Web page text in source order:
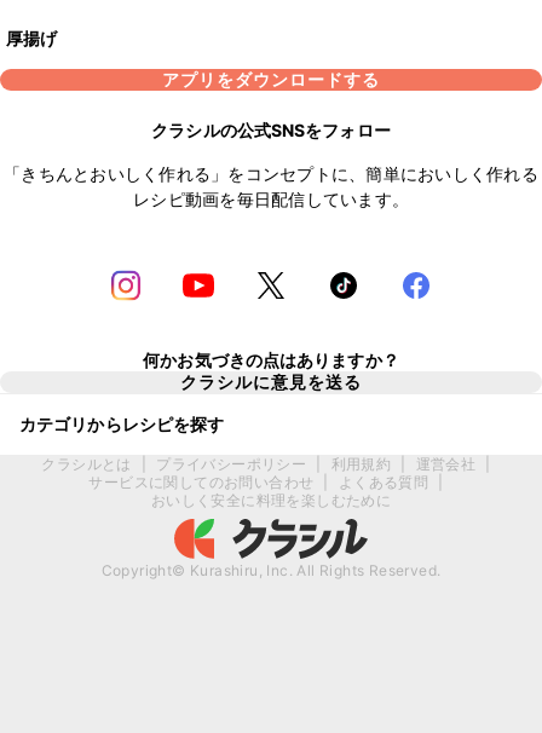
厚揚げ
アプリをダウンロードする
クラシルの公式SNSをフォロー
「きちんとおいしく作れる」をコンセプトに、簡単においしく作れる
レシピ動画を毎日配信しています。
何かお気づきの点はありますか？
クラシルに意見を送る
カテゴリからレシピを探す
クラシルとは プライバシーポリシー 利用規約 運営会社
サービスに関してのお問い合わせ
よくある質問
おいしく安全に料理を楽しむために
Copyright© Kurashiru, Inc. All Rights Reserved.